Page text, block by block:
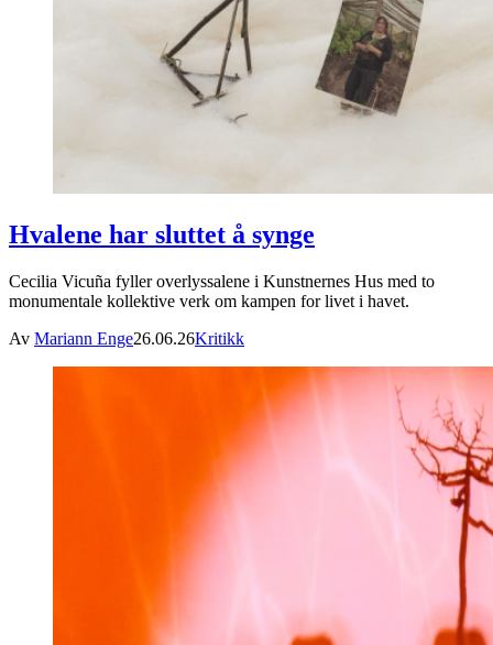
Hvalene har sluttet å synge
Cecilia Vicuña fyller overlyssalene i Kunstnernes Hus med to
monumentale kollektive verk om kampen for livet i havet.
Av Mariann Enge26.06.26Kritikk